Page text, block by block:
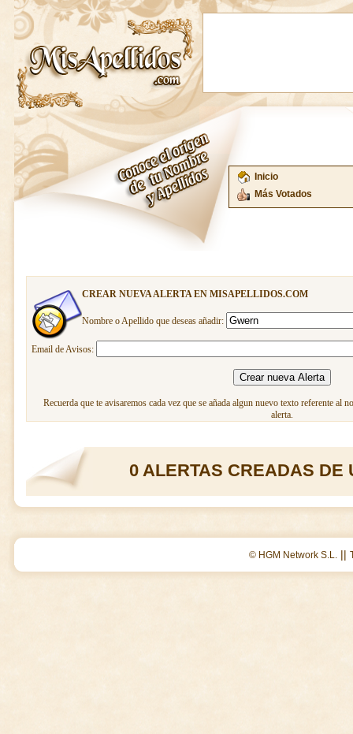
Inicio
Más Votados
CREAR NUEVA ALERTA EN MISAPELLIDOS.COM
Nombre o Apellido que deseas añadir:
Email de Avisos:
Recuerda que te avisaremos cada vez que se añada algun nuevo texto referente al
alerta.
0 ALERTAS CREADAS DE
© HGM Network S.L. ||